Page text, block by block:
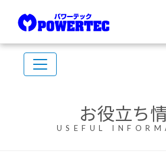
お役立ち
USEFUL